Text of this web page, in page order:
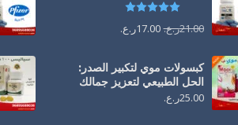
21.00ر.ع. 17.00ر.ع.
كبسولات موي لتكبير الصدر:
الحل الطبيعي لتعزيز جمالك
25.00ر.ع.